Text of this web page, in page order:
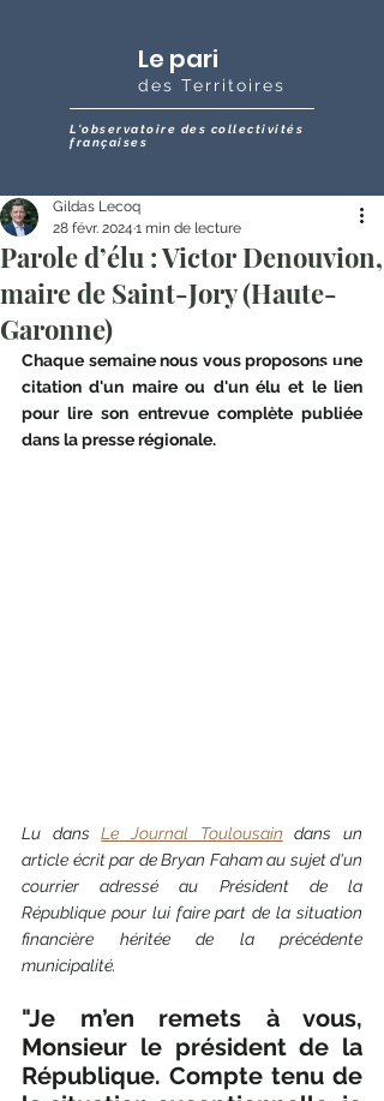
Le pari
des Territoires
L'observatoire des collectivités
françaises
Parole d’élu : Victor Denouvion,
maire de Saint-Jory (Haute-
Garonne)
Gildas Lecoq
28 févr. 2024 1 min de lecture
Chaque semaine nous vous proposons une
citation d'un maire ou d'un élu et le lien
pour lire son entrevue complète publiée
dans la presse régionale.
Lu dans Le Journal Toulousain dans un
article écrit par de Bryan Faham au sujet d'un
courrier adressé au Président de la
République pour lui faire part de la situation
financière héritée de la précédente
municipalité.
"Je m’en remets à vous,
Monsieur le président de la
République. Compte tenu de